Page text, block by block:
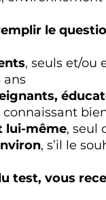
le
, seuls et/ou
ans
lui-même, seul
, s’il le
test, vous